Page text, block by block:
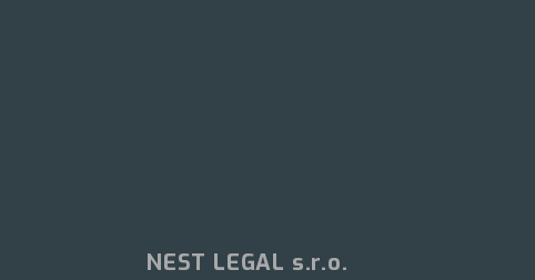
NEST LEGAL s.r.o.